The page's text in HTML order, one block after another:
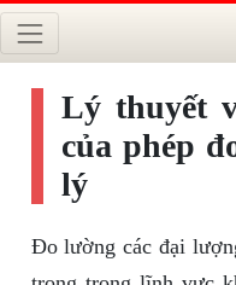
Lý thuyết
của phép
lý
Đo lường các đại